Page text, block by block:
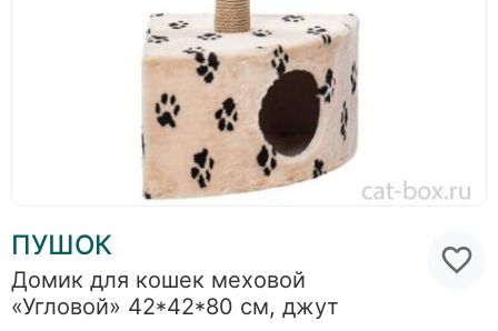
ПУШОК
Домик для кошек меховой
«Угловой» 42*42*80 см, джут